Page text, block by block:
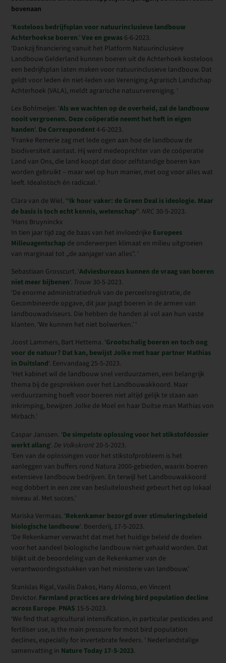
bovenaan
‘Kosteloos bedrijfsplan voor natuurinclusieve landbouw
Achterhoekse boeren.’Vee en gewas 6-6-2023.
‘Dankzij financiering vanuit het Platform Natuurinclusieve
Landbouw Gelderland kunnen boeren uit de Achterhoek kosteloos
een bedrijfsplan laten maken voor natuurinclusieve landbouw. Dat
geldt voor leden én niet-leden van Vereniging Agrarisch Landschap
Achterhoek (VALA), meldt agrarische natuurvereniging. ‘
Lex Bohlmeijer. ‘Als we wachten op de overheid, zal de landbouw
nooit vergroenen. Deze coöperatie neemt het heft in eigen
handen‘. De Correspondent 4-6-2023.
‘Franke Remerie zag met lede ogen aan hoe de landbouw de
biodiversiteit aantast. Hij werd medeoprichter van de coöperatie
Land van Ons, die land koopt dat door zelfstandige boeren kan
worden gebruikt – maar wel op hun manier, met oog voor alles wat
leeft. Idealistisch én radicaal. ‘
Clara van de Wiel. ‘‘Ik hoor vaker: de Green Deal is ideologie. Maar
de basis is toch echt kennis, wetenschap’‘. NRC 30-5-2023.
‘Hans Bruyninckx
In tien jaar tijd zag de baas van het invloedrijke Europees
Milieuagentschap de onderwerpen klimaat en milieu uitgroeien
van marginaal tot „de aanjager van alles”. ‘
Sebastiaan Grosscurt. ‘Adviesbureaus kunnen de vraag van boeren
niet meer bijbenen‘. Trouw 30-5-2023.
‘De enorme administratiedruk van de perceelsregistratie, de
Gecombineerde opgave, dit jaar jaagt boeren in de armen van
landbouwadviseurs. Die hebben de handen al vol aan hun vaste
klanten. ‘We kunnen het niet bolwerken.’ ‘
Joost Lammers, Bart Hettema. ‘Grootschalig boeren en toch oog
voor de natuur? Dat kan, bewijst Jolke met haar partner Mathias
in Duitsland‘. Eenvandaag 25-5-2023.
‘Het kabinet wil de landbouw snel verduurzamen, een belangrijk
thema bij de gesprekken over het Landbouwakkoord. Maar
verduurzaming hoeft voor boeren niet altijd gelijk te staan aan
inkrimping, bewijzen Jolke de Moel en haar Duitse man Mathias von
Mirbach.’
Caspar Janssen. ‘De simpelste oplossing voor het stikstofdossier
werkt allang‘. De Volkskrant 20-5-2023.
‘Een van de oplossingen voor het stikstofprobleem is het
aanleggen van buffers rond Natura 2000-gebieden, waarin boeren
extensieve landbouw bedrijven. En terwijl het Landbouwakkoord
nog dobbert in een zee van besluiteloosheid gebeurt het op lokaal
niveau al. Met succes.’
Mariska Vermaas. ‘Rekenkamer bezorgd over stimuleringsbeleid
biologische landbouw‘. Boerderij, 17-5-2023.
‘De Rekenkamer verwacht dat met het huidige beleid de doelen
voor het aandeel biologische landbouw niet gehaald worden. Dat
blijkt uit de beoordeling van de Rekenkamer van de
verantwoordingsstukken van het ministerie van landbouw.’
Stanislas Rigal, Vasilis Dakos, Hany Alonso, en Vincent
Devictor. Farmland practices are driving bird population decline
across Europe. PNAS 15-5-2023.
‘We find that agricultural intensification, in particular pesticides and
fertiliser use, is the main pressure for most bird population
declines, especially for invertebrate feeders. ‘ Nederlandstalige
samenvatting in Nature Today 17-5-2023.